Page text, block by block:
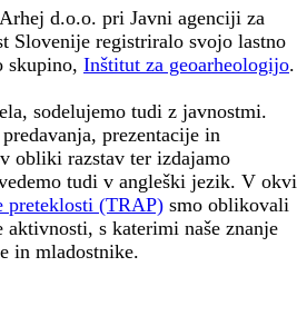
d.o.o. pri Javni agenciji za
Slovenije registriralo svojo lastno
skupino, Inštitut za geoarheologijo.
sodelujemo tudi z javnostmi.
prezentacije in
obliki razstav ter izdajamo
tudi v angleški jezik. V
preteklosti (TRAP) smo oblikovali
aktivnosti, s katerimi naše znanje
in mladostnike.